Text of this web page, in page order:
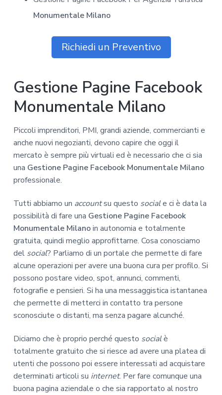
Monumentale Milano
Richiedi un Preventivo
Gestione Pagine Facebook
Monumentale Milano
Piccoli imprenditori, PMI, grandi aziende, commercianti e
anche nuovi negozianti, devono capire che oggi il
mercato è sempre più virtuali ed è necessario che ci sia
una Gestione Pagine Facebook Monumentale Milano
professionale.
Tutti abbiamo un accountsu questo sociale ci è data la
possibilità di fare una Gestione Pagine Facebook
Monumentale Milanoin autonomia e totalmente
gratuita, quindi meglio approfittarne. Cosa conosciamo
del social? Parliamo di un portale che permette di fare
alcune operazioni per avere una buona cura per profilo. Si
possono postare video, spot, annunci, commenti,
fotografie e pensieri. Si ha una messaggistica istantanea
che permette di metterci in contatto tra persone
sconosciute o distanti, ma senza pagare alcunché.
Diciamo che è proprio perché questo socialè
totalmente gratuito che si riesce ad avere una platea di
utenti che possono poi essere interessati ad acquistare
determinati articoli su internet. Per fare comunque una
buona pagina aziendale o che sia rapportato al nostro